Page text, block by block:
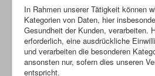
In Rahmen unserer Tätigkeit können
Kategorien von Daten, hier
Gesundheit der Kunden, verarbeiten.
erforderlich, eine ausdrückliche
und verarbeiten die besonderen
ansonsten nur, sofern dies unseren
entspricht.